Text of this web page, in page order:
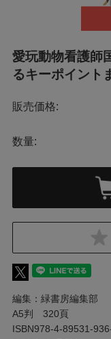
愛玩動物看護師
るキーポイント
販売価格:
数量:
編集：緑書房編集部
A5判 320頁
ISBN978-4-89531-